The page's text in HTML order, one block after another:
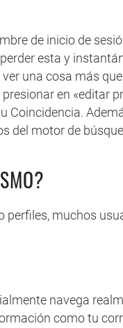
de inicio de
esta y
una cosa más
en «editar
Coincidencia.
motor de
muchos
navega
como tu